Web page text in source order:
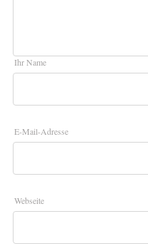
Ihr Name
E-Mail-Adresse
Webseite